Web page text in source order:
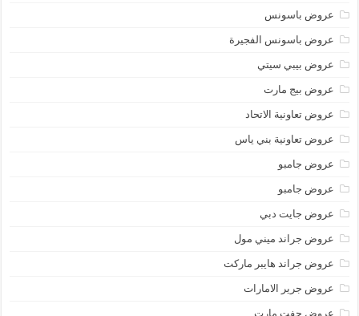
عروض باسونس
عروض باسونس الفجيرة
عروض بيبي سيتي
عروض بيج مارت
عروض تعاونية الاتحاد
عروض تعاونية بني ياس
عروض جامبو
عروض جامبو
عروض جايت دبي
عروض جراند ميني مول
عروض جراند هايبر ماركت
عروض جرير الامارات
عروض جفت مارت